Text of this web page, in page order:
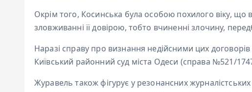
Окрім того, Косинська була особою похилого віку,
зловживанні її довірою, тобто вчиненні злочину,
Наразі справу про визнання недійсними цих
Київський районний суд міста Одеси (справа №521/
Журавель також фігурує у резонансних